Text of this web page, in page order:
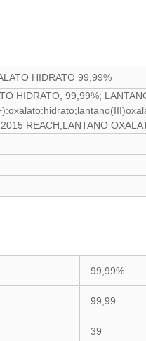
HIDRATO 99,99%
HIDRATO, 99,99%;
REACH;LANTANO
99,99%
99,99
39